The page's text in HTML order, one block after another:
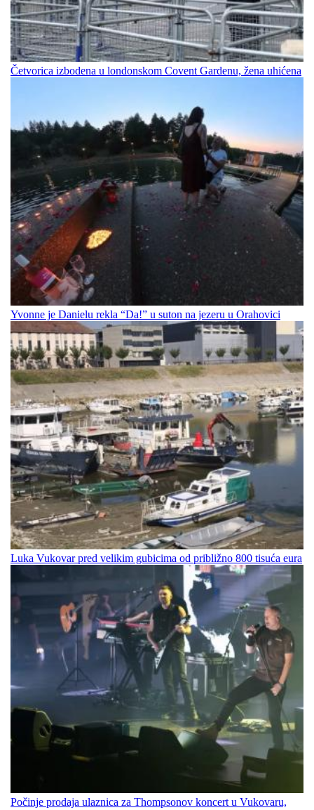
Četvorica izbodena u londonskom Covent Gardenu, žena uhićena
Yvonne je Danielu rekla “Da!” u suton na jezeru u Orahovici
Luka Vukovar pred velikim gubicima od približno 800 tisuća eura
Počinje prodaja ulaznica za Thompsonov koncert u Vukovaru,